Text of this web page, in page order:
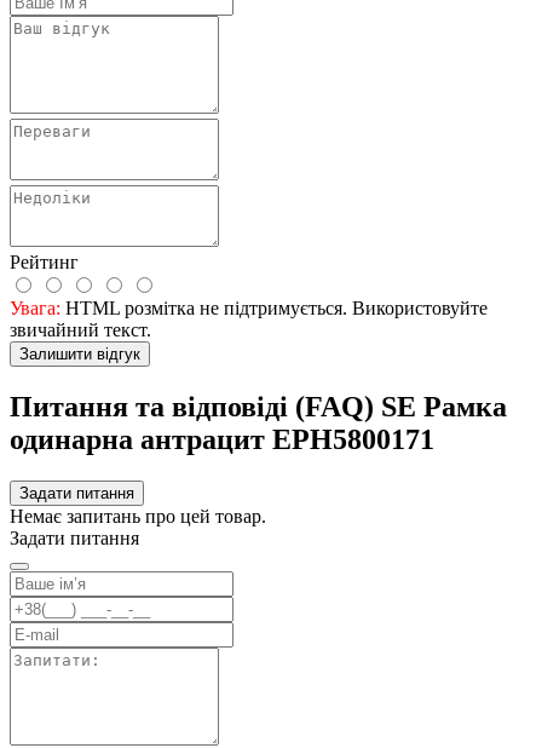
Рейтинг
Увага: HTML розмітка не підтримується. Використовуйте
звичайний текст.
Залишити відгук
Питання та відповіді (FAQ) SE Рамка
одинарна антрацит EPH5800171
Задати питання
Немає запитань про цей товар.
Задати питання